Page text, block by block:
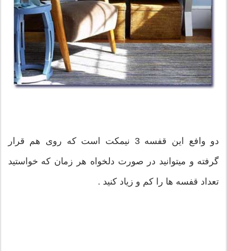
دو وافع این قفسه 3 نیمکت است که روی هم قرار
گرفته و میتوانید در صورت دلخواه هر زمان که خواستید
تعداد قفسه ها را کم و زیاد کنید .